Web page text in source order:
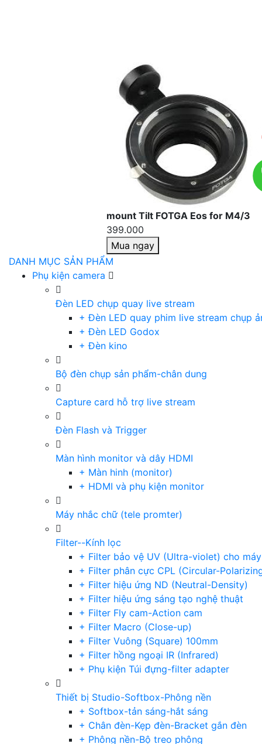
mount Tilt FOTGA Eos for M4/3
399.000
Mua ngay
DANH MỤC SẢN PHẨM
Phụ kiện camera
Đèn LED chụp quay live stream
+ Đèn LED quay phim live stream chụp
+ Đèn LED Godox
+ Đèn kino
Bộ đèn chụp sản phẩm-chân dung
Capture card hỗ trợ live stream
Đèn Flash và Trigger
Màn hình monitor và dây HDMI
+ Màn hinh (monitor)
+ HDMI và phụ kiện monitor
Máy nhắc chữ (tele promter)
Filter--Kính lọc
+ Filter bảo vệ UV (Ultra-violet) cho
+ Filter phân cực CPL (Circular-
+ Filter hiệu ứng ND (Neutral-Density)
+ Filter hiệu ứng sáng tạo nghệ thuật
+ Filter Fly cam-Action cam
+ Filter Macro (Close-up)
+ Filter Vuông (Square) 100mm
+ Filter hồng ngoại IR (Infrared)
+ Phụ kiện Túi đựng-filter adapter
Thiết bị Studio-Softbox-Phông nền
+ Softbox-tản sáng-hắt sáng
+ Chân đèn-Kẹp đèn-Bracket gắn đèn
+ Phông nền-Bộ treo phông